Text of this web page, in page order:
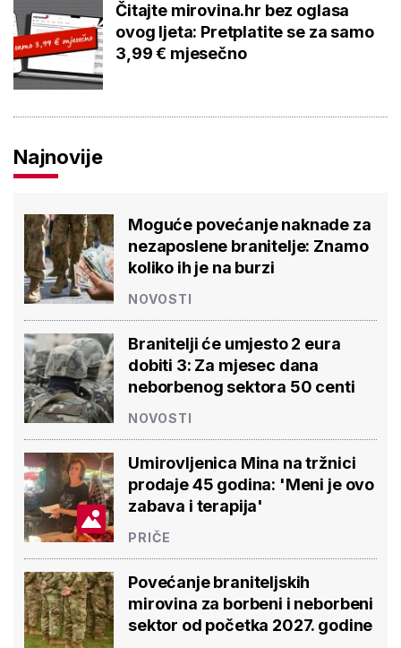
Čitajte mirovina.hr bez oglasa
ovog ljeta: Pretplatite se za samo
3,99 € mjesečno
Najnovije
Moguće povećanje naknade za
nezaposlene branitelje: Znamo
koliko ih je na burzi
NOVOSTI
Branitelji će umjesto 2 eura
dobiti 3: Za mjesec dana
neborbenog sektora 50 centi
NOVOSTI
Umirovljenica Mina na tržnici
prodaje 45 godina: 'Meni je ovo
zabava i terapija'
PRIČE
Povećanje braniteljskih
mirovina za borbeni i neborbeni
sektor od početka 2027. godine